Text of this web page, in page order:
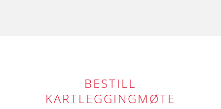
BESTILL
KARTLEGGINGMØTE